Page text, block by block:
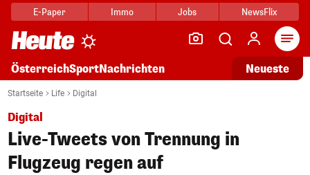
E-Paper Immo Jobs NewsFlix
ÖsterreichSportNachrichten Neueste
Startseite Life Digital
Digital
Live-Tweets von Trennung in
Flugzeug regen auf